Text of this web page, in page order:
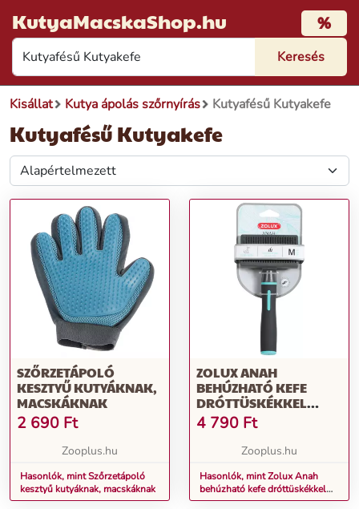
KutyaMacskaShop.hu %
Kisállat Kutya ápolás szőrnyírás Kutyafésű Kutyakefe
Kutyafésű Kutyakefe
SZŐRZETÁPOLÓ
KESZTYŰ KUTYÁKNAK,
MACSKÁKNAK
2 690 Ft
Zooplus.hu
Hasonlók, mint Szőrzetápoló
kesztyű kutyáknak, macskáknak
ZOLUX ANAH
BEHÚZHATÓ KEFE
DRÓTTÜSKÉKKEL
KUTYÁKNAK M: H 9,2 X
SZ 5 X M 19 CM
4 790 Ft
Zooplus.hu
Hasonlók, mint Zolux Anah
behúzható kefe dróttüskékkel
kutyáknak M: H 9,2 x Sz 5 x M